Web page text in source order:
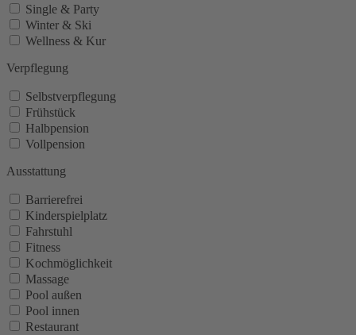
Single & Party
Winter & Ski
Wellness & Kur
Verpflegung
Selbstverpflegung
Frühstück
Halbpension
Vollpension
Ausstattung
Barrierefrei
Kinderspielplatz
Fahrstuhl
Fitness
Kochmöglichkeit
Massage
Pool außen
Pool innen
Restaurant